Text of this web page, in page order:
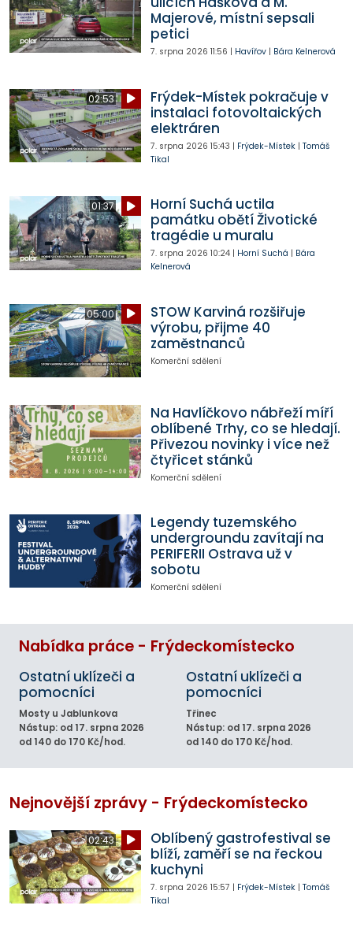
Majerové, místní sepsali
petici
7. srpna 2026 11:56 | Havířov| Bára Kelnerová
02:53
Frýdek-Místek pokračuje v
instalaci fotovoltaických
elektráren
7. srpna 2026 15:43 | Frýdek-Místek| Tomáš
Tikal
01:37
Horní Suchá uctila
památku obětí Životické
tragédie u muralu
7. srpna 2026 10:24| Horní Suchá | Bára
Kelnerová
05:00
STOW Karviná rozšiřuje
výrobu, přijme 40
zaměstnanců
Komerční sdělení
Na Havlíčkovo nábřeží míří
oblíbené Trhy, co se hledají.
Přivezou novinky i více než
čtyřicet stánků
Komerční sdělení
Legendy tuzemského
undergroundu zavítají na
PERIFERII Ostrava už v
sobotu
Komerční sdělení
Nabídka práce - Frýdeckomístecko
Ostatní uklízeči a
pomocníci
Mosty u Jablunkova
Nástup: od 17. srpna 2026
od 140 do 170 Kč/hod.
Ostatní uklízeči a
pomocníci
Třinec
Nástup: od 17. srpna 2026
od 140 do 170 Kč/hod.
Nejnovější zprávy - Frýdeckomístecko
02:43
Oblíbený gastrofestival se
blíží, zaměří se na řeckou
kuchyni
7. srpna 2026 15:57 | Frýdek-Místek| Tomáš
Tikal